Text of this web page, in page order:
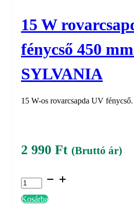
15 W
fénycső 450
SYLVANIA
15 W-os rovarcsapda UV fénycső.
2 990 Ft (Bruttó ár)
15
W
rovarcsapda
Kosárba